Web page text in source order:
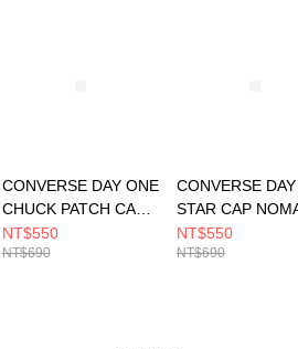
CONVERSE DAY ONE
CHUCK PATCH CAP
HORIZON PINK 男女
休閒帽 UA5805-AMF
NT$550
NT$690
CONVERSE
STAR CAP
KHAKI 男女 休閒
UA5755-X63
NT$550
NT$690